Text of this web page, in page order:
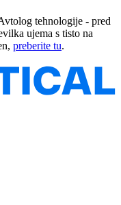
tehnologije - pred
ujema s tisto na
preberite tu.